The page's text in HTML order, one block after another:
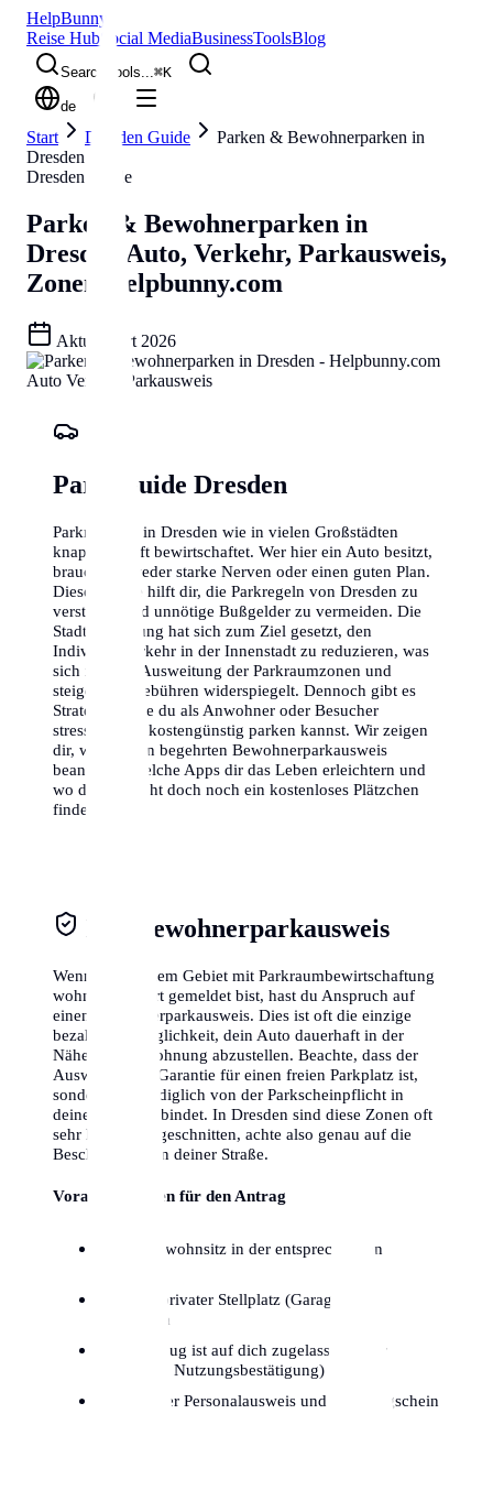
HelpBunny
Reise Hub Social MediaBusinessToolsBlog
Search tools...⌘K
de
Start Dresden Guide
Parken & Bewohnerparken in
Dresden
Dresden Guide
Parken & Bewohnerparken in
Dresden
Auto, Verkehr, Parkausweis,
Zonen
Helpbunny.com
Aktualisiert 2026
Park-Guide Dresden
Parkraum ist in Dresden wie in vielen Großstädten
knapp und oft bewirtschaftet. Wer hier ein Auto besitzt,
braucht entweder starke Nerven oder einen guten Plan.
Dieser Guide hilft dir, die Parkregeln von Dresden zu
verstehen und unnötige Bußgelder zu vermeiden. Die
Stadtverwaltung hat sich zum Ziel gesetzt, den
Individualverkehr in der Innenstadt zu reduzieren, was
sich in einer Ausweitung der Parkraumzonen und
steigenden Gebühren widerspiegelt. Dennoch gibt es
Strategien, wie du als Anwohner oder Besucher
stressfrei und kostengünstig parken kannst. Wir zeigen
dir, wie du den begehrten Bewohnerparkausweis
beantragst, welche Apps dir das Leben erleichtern und
wo du vielleicht doch noch ein kostenloses Plätzchen
findest.
Der Bewohnerparkausweis
Wenn du in einem Gebiet mit Parkraumbewirtschaftung
wohnst and dort gemeldet bist, hast du Anspruch auf
einen Bewohnerparkausweis. Dies ist oft die einzige
bezahlbare Möglichkeit, dein Auto dauerhaft in der
Nähe deiner Wohnung abzustellen. Beachte, dass der
Ausweis keine Garantie für einen freien Parkplatz ist,
sondern dich lediglich von der Parkscheinpflicht in
deiner Zone entbindet. In Dresden sind diese Zonen oft
sehr kleinteilig geschnitten, achte also genau auf die
Beschilderung in deiner Straße.
Voraussetzungen für den Antrag
Hauptwohnsitz in der entsprechenden
Kein privater Stellplatz (Garage/Hof)
vorhanden
Fahrzeug ist auf dich zugelassen (oder
dauerhafte Nutzungsbestätigung)
Gültiger Personalausweis und Fahrzeugschein